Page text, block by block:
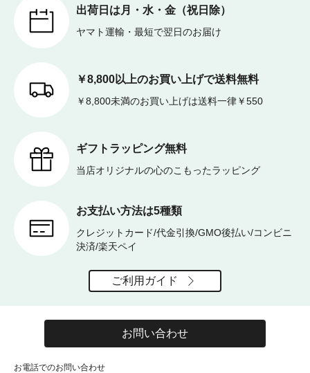
出荷日は月・水・金（祝日除）
ヤマト運輸・最短で翌日のお届け
￥8,800以上のお買い上げで送料無料
￥8,800未満のお買い上げは送料一律￥550
ギフトラッピング無料
当店オリジナルの心のこもったラッピング
お支払い方法は5種類
クレジットカード/代金引換/GMO後払い/コンビニ
決済/楽天ペイ
ご利用ガイド
お問い合わせ
お電話でのお問い合わせ